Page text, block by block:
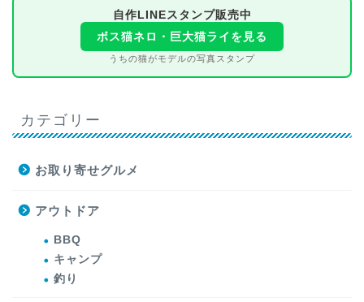
自作LINEスタンプ販売中
ボス猫ネロ・巨大猫ライを見る
うちの猫がモデルの写真スタンプ
カテゴリー
お取り寄せグルメ
アウトドア
BBQ
キャンプ
釣り